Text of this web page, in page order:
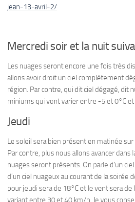
jean-13-avril-2/
Mercredi soir et la nuit
Les nuages seront encore une fois très
allons avoir droit un ciel complètement
région. Par contre, qui dit ciel dégagé, dit
miniums qui vont varier entre -5 et 0°C et
Jeudi
Le soleil sera bien présent en matinée sur
Par contre, plus nous allons avancer dans
nuages seront présents. On parle d’un
d’un ciel nuageux au courant de la soirée
pour jeudi sera de 18°C et le vent sera de
variant entre 30 et 40 km/h. Je vous